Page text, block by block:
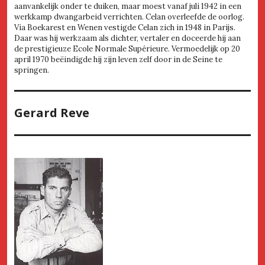
aanvankelijk onder te duiken, maar moest vanaf juli 1942 in een
werkkamp dwangarbeid verrichten. Celan overleefde de oorlog.
Via Boekarest en Wenen vestigde Celan zich in 1948 in Parijs.
Daar was hij werkzaam als dichter, vertaler en doceerde hij aan
de prestigieuze Ecole Normale Supérieure. Vermoedelijk op 20
april 1970 beëindigde hij zijn leven zelf door in de Seine te
springen.
Gerard Reve